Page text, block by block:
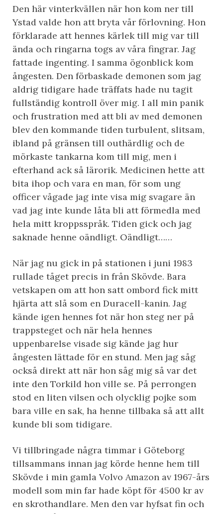
Den här vinterkvällen när hon kom ner till
Ystad valde hon att bryta vår förlovning. Hon
förklarade att hennes kärlek till mig var till
ända och ringarna togs av våra fingrar. Jag
fattade ingenting. I samma ögonblick kom
ångesten. Den förbaskade demonen som jag
aldrig tidigare hade träffats hade nu tagit
fullständig kontroll över mig. I all min panik
och frustration med att bli av med demonen
blev den kommande tiden turbulent, slitsam,
ibland på gränsen till outhärdlig och de
mörkaste tankarna kom till mig, men i
efterhand ack så lärorik. Medicinen hette att
bita ihop och vara en man, för som ung
officer vågade jag inte visa mig svagare än
vad jag inte kunde låta bli att förmedla med
hela mitt kroppsspråk. Tiden gick och jag
saknade henne oändligt. Oändligt……
När jag nu gick in på stationen i juni 1983
rullade tåget precis in från Skövde. Bara
vetskapen om att hon satt ombord fick mitt
hjärta att slå som en Duracell-kanin. Jag
kände igen hennes fot när hon steg ner på
trappsteget och när hela hennes
uppenbarelse visade sig kände jag hur
ångesten lättade för en stund. Men jag såg
också direkt att när hon såg mig så var det
inte den Torkild hon ville se. På perrongen
stod en liten vilsen och olycklig pojke som
bara ville en sak, ha henne tillbaka så att allt
kunde bli som tidigare.
Vi tillbringade några timmar i Göteborg
tillsammans innan jag körde henne hem till
Skövde i min gamla Volvo Amazon av 1967-års
modell som min far hade köpt för 4500 kr av
en skrothandlare. Men den var hyfsat fin och